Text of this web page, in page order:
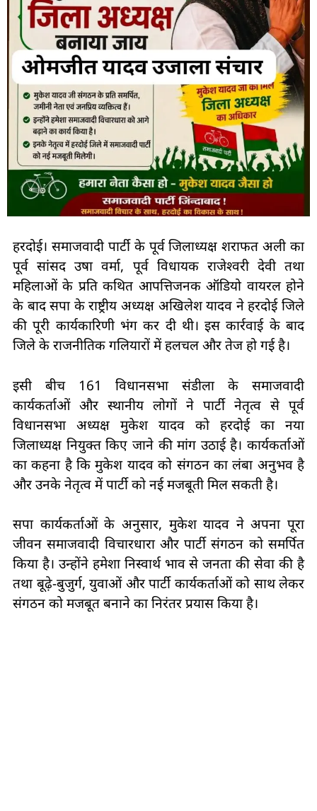
हरदोई। समाजवादी पार्टी के पूर्व जिलाध्यक्ष शराफत अली का
पूर्व सांसद उषा वर्मा, पूर्व विधायक राजेश्वरी देवी तथा
महिलाओं के प्रति कथित आपत्तिजनक ऑडियो वायरल होने
के बाद सपा के राष्ट्रीय अध्यक्ष अखिलेश यादव ने हरदोई जिले
की पूरी कार्यकारिणी भंग कर दी थी। इस कार्रवाई के बाद
जिले के राजनीतिक गलियारों में हलचल और तेज हो गई है।
इसी बीच 161 विधानसभा संडीला के समाजवादी
कार्यकर्ताओं और स्थानीय लोगों ने पार्टी नेतृत्व से पूर्व
विधानसभा अध्यक्ष मुकेश यादव को हरदोई का नया
जिलाध्यक्ष नियुक्त किए जाने की मांग उठाई है। कार्यकर्ताओं
का कहना है कि मुकेश यादव को संगठन का लंबा अनुभव है
और उनके नेतृत्व में पार्टी को नई मजबूती मिल सकती है।
सपा कार्यकर्ताओं के अनुसार, मुकेश यादव ने अपना पूरा
जीवन समाजवादी विचारधारा और पार्टी संगठन को समर्पित
किया है। उन्होंने हमेशा निस्वार्थ भाव से जनता की सेवा की है
तथा बूढ़े-बुजुर्ग, युवाओं और पार्टी कार्यकर्ताओं को साथ लेकर
संगठन को मजबूत बनाने का निरंतर प्रयास किया है।